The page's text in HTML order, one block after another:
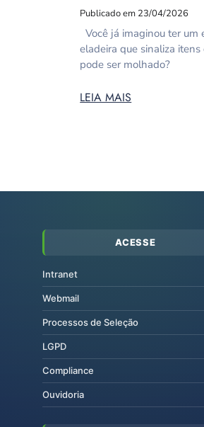
Publicado em 23/04/2026
Você já imaginou ter um
eladeira que sinaliza
pode ser molhado?
LEIA MAIS
ACESSE
Intranet
Webmail
Processos de Seleção
LGPD
Compliance
Ouvidoria